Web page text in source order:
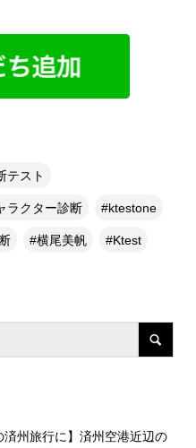
テスト
ラクター診断 ktestone
横尾美帆 Ktest
済州旅行に】済州空港近辺の